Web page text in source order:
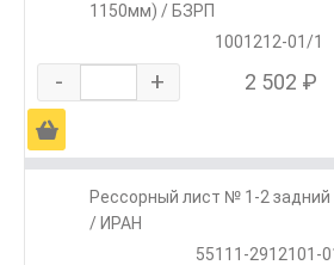
1150мм) / БЗРП
1001212-01/1
- + 2 502 ₽
Ä
Рессорный лист № 1-2
/ ИРАН
55111-2912101-